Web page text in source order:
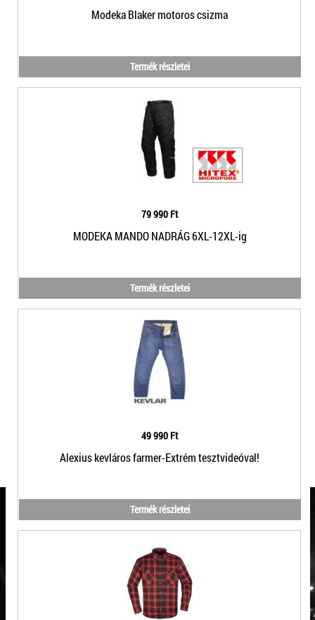
Modeka Blaker motoros csizma
Termék részletei
79 990 Ft
MODEKA MANDO NADRÁG 6XL-12XL-ig
Termék részletei
49 990 Ft
Alexius kevláros farmer-Extrém tesztvideóval!
Termék részletei